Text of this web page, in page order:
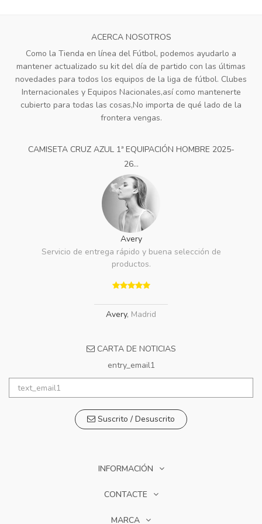
ACERCA NOSOTROS
Como la Tienda en línea del Fútbol, podemos ayudarlo a
mantener actualizado su kit del día de partido con las últimas
novedades para todos los equipos de la liga de fútbol. Clubes
Internacionales y Equipos Nacionales,así como mantenerte
cubierto para todas las cosas,No importa de qué lado de la
frontera vengas.
CAMISETA CRUZ AZUL 1ª EQUIPACIÓN HOMBRE 2025-
26...
Avery
Servicio de entrega rápido y buena selección de
productos.
Avery, Madrid
CARTA DE NOTICIAS
entry_email1
Suscrito / Desuscrito
INFORMACIÓN
CONTACTE
MARCA